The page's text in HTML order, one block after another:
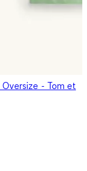
Oversize - Tom et